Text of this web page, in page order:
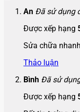
An Đã sử dụng
Được xếp hạng
Sửa chữa
Thảo luận
Bình Đã sử
Được xếp hạng